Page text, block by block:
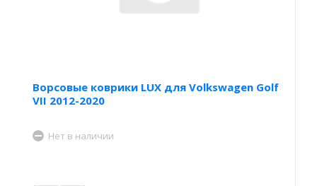
Ворсовые коврики LUX для Volkswagen Golf
VII 2012-2020
Нет в наличии